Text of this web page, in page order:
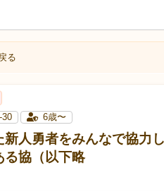
る
30 6歳〜
新人勇者をみんなで協力
る協（以下略